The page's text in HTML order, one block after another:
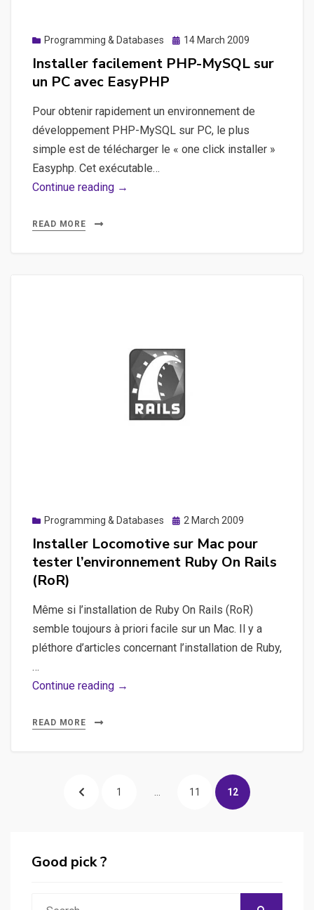
Programming & Databases
Posted
14 March 2009
Installer facilement PHP-MySQL sur
un PC avec EasyPHP
Pour obtenir rapidement un environnement de
développement PHP-MySQL sur PC, le plus
simple est de télécharger le « one click installer »
Easyphp. Cet exécutable…
Continue reading →
READ MORE
Programming & Databases
Posted
2 March 2009
Installer Locomotive sur Mac pour
tester l’environnement Ruby On Rails
(RoR)
Même si l’installation de Ruby On Rails (RoR)
semble toujours à priori facile sur un Mac. Il y a
pléthore d’articles concernant l’installation de Ruby,
…
Continue reading →
l’environnement
READ MORE
PREVIOUSPAGE
1 … PAGE
11 PAGE
12
Good pick ?